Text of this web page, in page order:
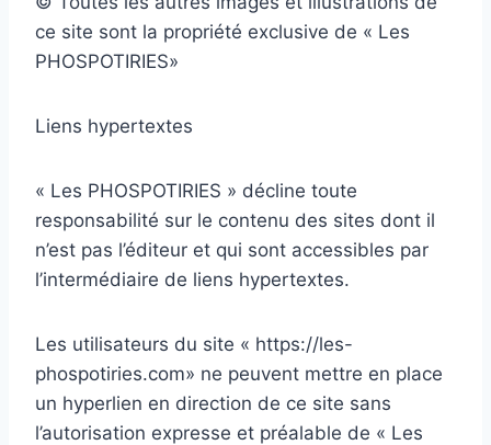
ce site sont la propriété exclusive de « Les
PHOSPOTIRIES»
Liens hypertextes
« Les PHOSPOTIRIES » décline toute
responsabilité sur le contenu des sites dont il
n’est pas l’éditeur et qui sont accessibles par
l’intermédiaire de liens hypertextes.
Les utilisateurs du site « https://les-
phospotiries.com» ne peuvent mettre en place
un hyperlien en direction de ce site sans
l’autorisation expresse et préalable de « Les